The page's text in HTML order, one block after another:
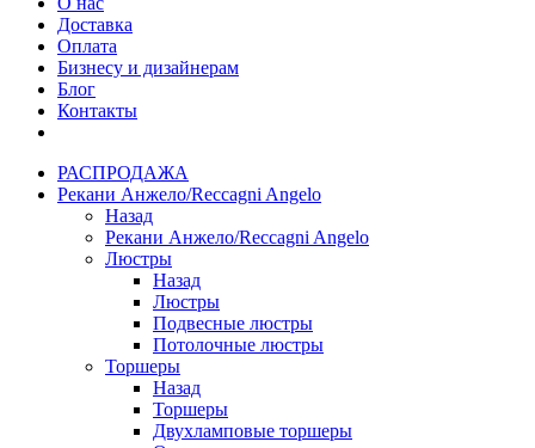
Доставка
Оплата
Бизнесу и дизайнерам
Блог
Контакты
РАСПРОДАЖА
Рекани Анжело/Reccagni Angelo
Назад
Рекани Анжело/Reccagni Angelo
Люстры
Назад
Люстры
Подвесные люстры
Потолочные люстры
Торшеры
Назад
Торшеры
Двухламповые торшеры